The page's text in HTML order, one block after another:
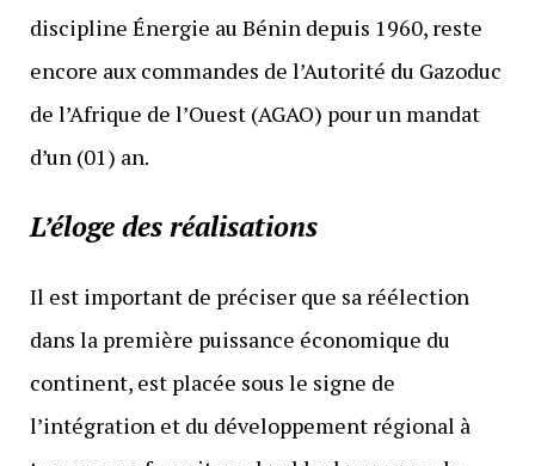
discipline Énergie au Bénin depuis 1960, reste
encore aux commandes de l’Autorité du Gazoduc
de l’Afrique de l’Ouest (AGAO) pour un mandat
d’un (01) an.
L’éloge des réalisations
Il est important de préciser que sa réélection
dans la première puissance économique du
continent, est placée sous le signe de
l’intégration et du développement régional à